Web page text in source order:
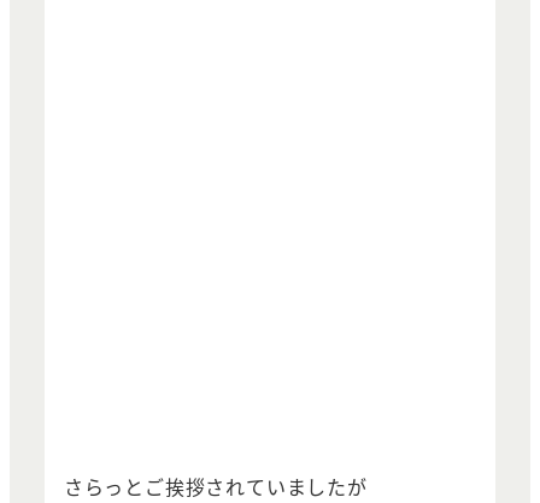
さらっとご挨拶されていましたが